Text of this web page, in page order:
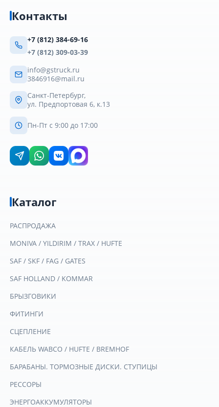
Контакты
+7 (812) 384-69-16
+7 (812) 309-03-39
info@gstruck.ru
3846916@mail.ru
Санкт-Петербург,
ул. Предпортовая 6, к.13
Пн-Пт с 9:00 до 17:00
Каталог
РАСПРОДАЖА
MONIVA / YILDIRIM / TRAX / HUFTE
SAF / SKF / FAG / GATES
SAF HOLLAND / KOMMAR
БРЫЗГОВИКИ
ФИТИНГИ
СЦЕПЛЕНИЕ
КАБЕЛЬ WABCO / HUFTE / BREMHOF
БАРАБАНЫ. ТОРМОЗНЫЕ ДИСКИ. СТУПИЦЫ
РЕССОРЫ
ЭНЕРГОАККУМУЛЯТОРЫ